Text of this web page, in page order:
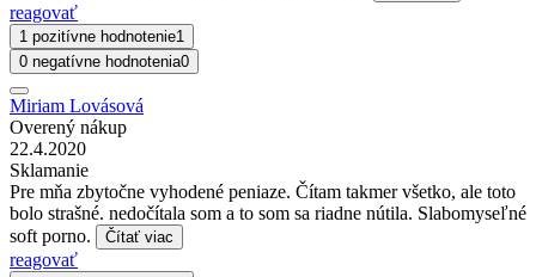
reagovať
1 pozitívne hodnotenie1
0 negatívne hodnotenia0
Miriam Lovásová
Overený nákup
22.4.2020
Sklamanie
Pre mňa zbytočne vyhodené peniaze. Čítam takmer všetko, ale toto
bolo strašné. nedočítala som a to som sa riadne nútila. Slabomyseľné
soft porno.
Čítať viac
reagovať